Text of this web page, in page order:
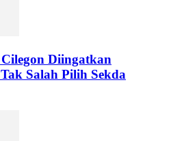
Diingatkan
Salah Pilih Sekda